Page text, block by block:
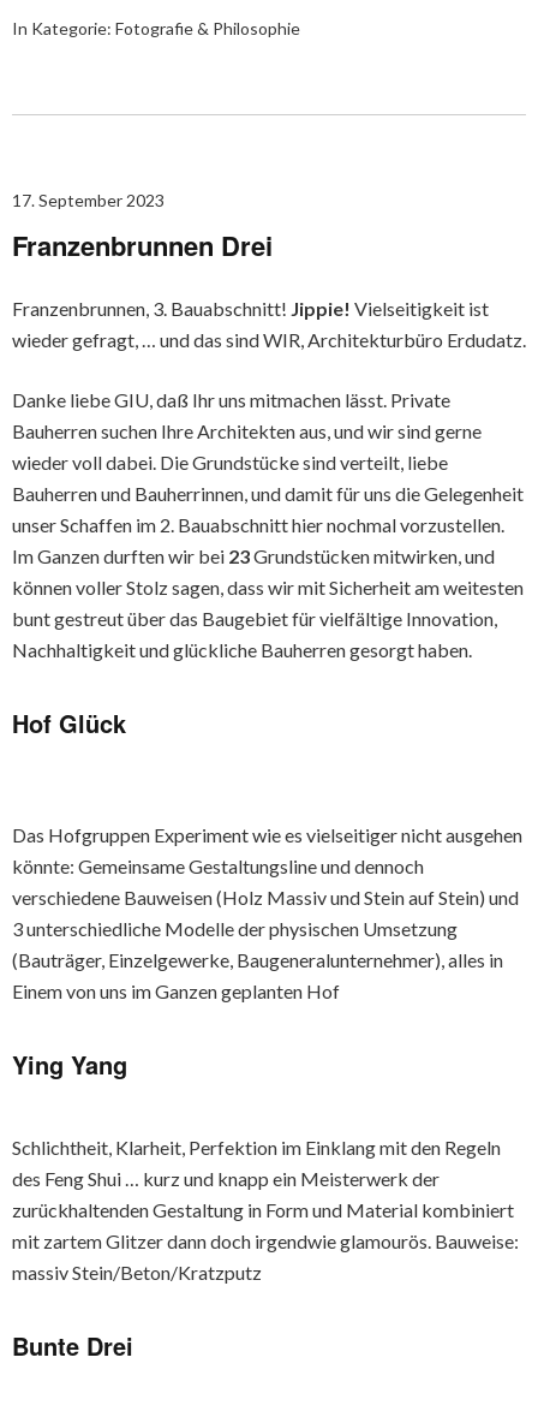
In Kategorie: Fotografie & Philosophie
17. September 2023
Franzenbrunnen Drei
Franzenbrunnen, 3. Bauabschnitt! Jippie! Vielseitigkeit ist
wieder gefragt, … und das sind WIR, Architekturbüro Erdudatz.
Danke liebe GIU, daß Ihr uns mitmachen lässt. Private
Bauherren suchen Ihre Architekten aus, und wir sind gerne
wieder voll dabei. Die Grundstücke sind verteilt, liebe
Bauherren und Bauherrinnen, und damit für uns die Gelegenheit
unser Schaffen im 2. Bauabschnitt hier nochmal vorzustellen.
Im Ganzen durften wir bei 23Grundstücken mitwirken, und
können voller Stolz sagen, dass wir mit Sicherheit am weitesten
bunt gestreut über das Baugebiet für vielfältige Innovation,
Nachhaltigkeit und glückliche Bauherren gesorgt haben.
Hof Glück
Das Hofgruppen Experiment wie es vielseitiger nicht ausgehen
könnte: Gemeinsame Gestaltungsline und dennoch
verschiedene Bauweisen (Holz Massiv und Stein auf Stein) und
3 unterschiedliche Modelle der physischen Umsetzung
(Bauträger, Einzelgewerke, Baugeneralunternehmer), alles in
Einem von uns im Ganzen geplanten Hof
Ying Yang
Schlichtheit, Klarheit, Perfektion im Einklang mit den Regeln
des Feng Shui … kurz und knapp ein Meisterwerk der
zurückhaltenden Gestaltung in Form und Material kombiniert
mit zartem Glitzer dann doch irgendwie glamourös. Bauweise:
massiv Stein/Beton/Kratzputz
Bunte Drei